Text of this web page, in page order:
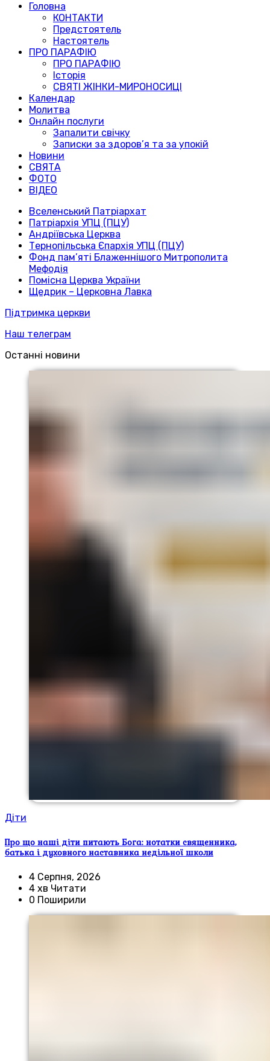
Головна
КОНТАКТИ
Предстоятель
Настоятель
ПРО ПАРАФІЮ
ПРО ПАРАФІЮ
Історія
СВЯТІ ЖІНКИ-МИРОНОСИЦІ
Календар
Молитва
Онлайн послуги
Запалити свічку
Записки за здоров’я та за упокій
Новини
СВЯТА
ФОТО
ВІДЕО
Вселенський Патріархат
Патріархія УПЦ (ПЦУ)
Андріївська Церква
Тернопільська Єпархія УПЦ (ПЦУ)
Фонд пам’яті Блаженнішого Митрополита
Мефодія
Помісна Церква України
Щедрик – Церковна Лавка
Підтримка церкви
Наш телеграм
Останні новини
Діти
Про що наші діти питають Бога: нотатки священника,
батька і духовного наставника недільної школи
4 Серпня, 2026
4 хв Читати
0 Поширили